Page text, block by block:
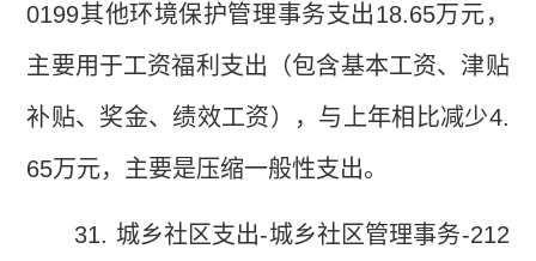
0199其他环境保护管理事务支出18.65万元，
主要用于工资福利支出（包含基本工资、津贴
补贴、奖金、绩效工资），与上年相比减少4.
65万元，主要是压缩一般性支出。
31. 城乡社区支出-城乡社区管理事务-212